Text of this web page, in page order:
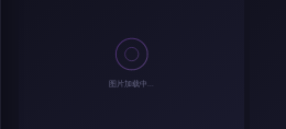
弹幕会在下方多行滚动展示；匿名发送有数